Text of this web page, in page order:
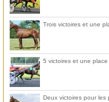
Trois victoires et une
5 victoires et une place
Deux victoires pour